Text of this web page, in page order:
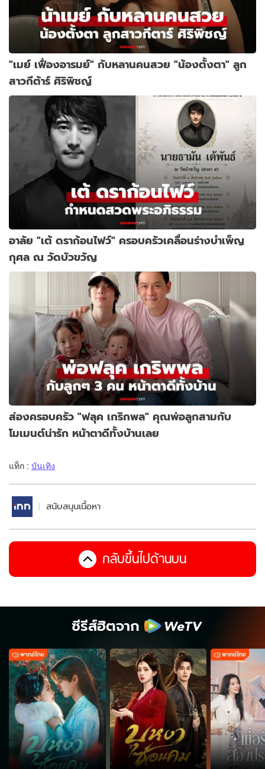
"เมย์ เฟื่องอารมย์" กับหลานคนสวย "น้องตั้งตา" ลูก
สาวกีต้าร์ ศิริพิชญ์
อาลัย "เต้ ดราก้อนไฟว์" ครอบครัวเคลื่อนร่างบำเพ็ญ
กุศล ณ วัดบัวขวัญ
ส่องครอบครัว "ฟลุค เกริกพล" คุณพ่อลูกสามกับ
โมเมนต์น่ารัก หน้าตาดีทั้งบ้านเลย
แท็ก : บันเทิง
สนับสนุนเนื้อหา
กลับขึ้นไปด้านบน
ซีรีส์ฮิตจาก